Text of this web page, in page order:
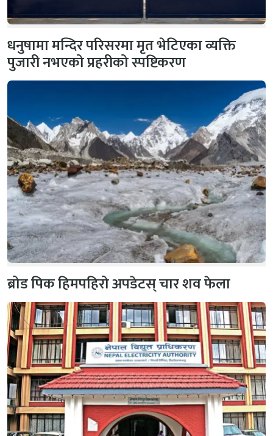
धनुषामा मन्दिर परिसरमा मृत भेटिएका व्यक्ति
पुजारी नभएको प्रहरीको स्पष्टिकरण
ब्रोड पिक हिमपहिरो अपडेटस् चार शव फेला